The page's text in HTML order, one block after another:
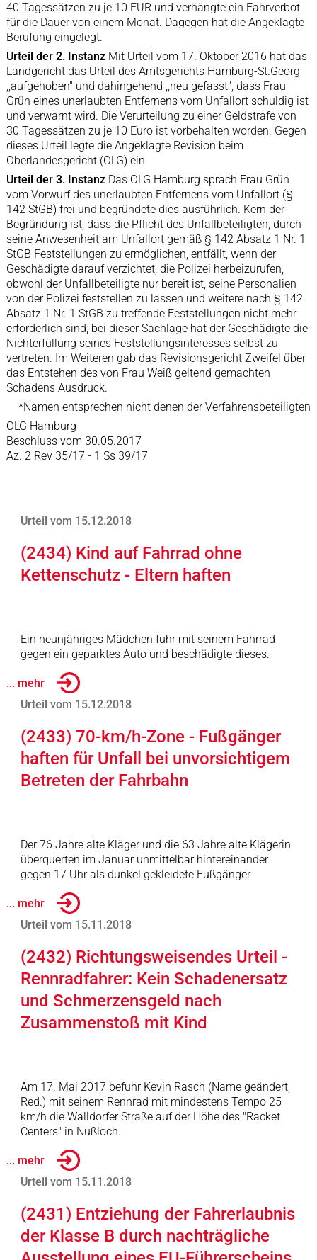
40 Tagessätzen zu je 10 EUR und verhängte ein Fahrverbot
für die Dauer von einem Monat. Dagegen hat die Angeklagte
Berufung eingelegt.
Urteil der 2. Instanz Mit Urteil vom 17. Oktober 2016 hat das
Landgericht das Urteil des Amtsgerichts Hamburg-St.Georg
,,aufgehoben" und dahingehend ,,neu gefasst", dass Frau
Grün eines unerlaubten Entfernens vom Unfallort schuldig ist
und verwarnt wird. Die Verurteilung zu einer Geldstrafe von
30 Tagessätzen zu je 10 Euro ist vorbehalten worden. Gegen
dieses Urteil legte die Angeklagte Revision beim
Oberlandesgericht (OLG) ein.
Urteil der 3. Instanz Das OLG Hamburg sprach Frau Grün
vom Vorwurf des unerlaubten Entfernens vom Unfallort (§
142 StGB) frei und begründete dies ausführlich. Kern der
Begründung ist, dass die Pflicht des Unfallbeteiligten, durch
seine Anwesenheit am Unfallort gemäß § 142 Absatz 1 Nr. 1
StGB Feststellungen zu ermöglichen, entfällt, wenn der
Geschädigte darauf verzichtet, die Polizei herbeizurufen,
obwohl der Unfallbeteiligte nur bereit ist, seine Personalien
von der Polizei feststellen zu lassen und weitere nach § 142
Absatz 1 Nr. 1 StGB zu treffende Feststellungen nicht mehr
erforderlich sind; bei dieser Sachlage hat der Geschädigte die
Nichterfüllung seines Feststellungsinteresses selbst zu
vertreten. Im Weiteren gab das Revisionsgericht Zweifel über
das Entstehen des von Frau Weiß geltend gemachten
Schadens Ausdruck.
*Namen entsprechen nicht denen der Verfahrensbeteiligten
OLG Hamburg
Beschluss vom 30.05.2017
Az. 2 Rev 35/17 - 1 Ss 39/17
Urteil vom 15.12.2018
(2434) Kind auf Fahrrad ohne
Kettenschutz - Eltern haften
Ein neunjähriges Mädchen fuhr mit seinem Fahrrad
gegen ein geparktes Auto und beschädigte dieses.
... mehr
Urteil vom 15.12.2018
(2433) 70-km/h-Zone - Fußgänger
haften für Unfall bei unvorsichtigem
Betreten der Fahrbahn
Der 76 Jahre alte Kläger und die 63 Jahre alte Klägerin
überquerten im Januar unmittelbar hintereinander
gegen 17 Uhr als dunkel gekleidete Fußgänger
... mehr
Urteil vom 15.11.2018
(2432) Richtungsweisendes Urteil -
Rennradfahrer: Kein Schadenersatz
und Schmerzensgeld nach
Zusammenstoß mit Kind
Am 17. Mai 2017 befuhr Kevin Rasch (Name geändert,
Red.) mit seinem Rennrad mit mindestens Tempo 25
km/h die Walldorfer Straße auf der Höhe des "Racket
Centers" in Nußloch.
... mehr
Urteil vom 15.11.2018
(2431) Entziehung der Fahrerlaubnis
der Klasse B durch nachträgliche